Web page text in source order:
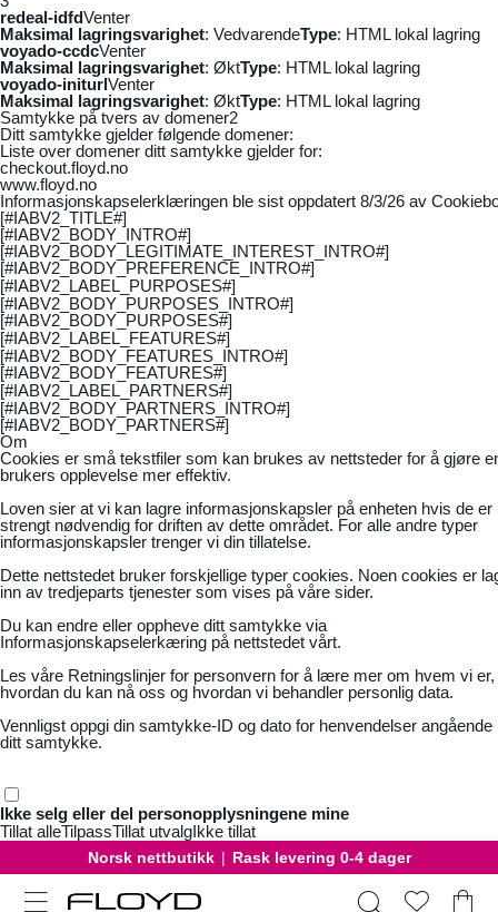
redeal-idfdVenter
Maksimal lagringsvarighet: VedvarendeType: HTML lokal lagring
voyado-ccdcVenter
Maksimal lagringsvarighet: ØktType: HTML lokal lagring
voyado-initurlVenter
Maksimal lagringsvarighet: ØktType: HTML lokal lagring
Samtykke på tvers av domener2
Ditt samtykke gjelder følgende domener:
Liste over domener ditt samtykke gjelder for:
checkout.floyd.no
www.floyd.no
Informasjonskapselerklæringen ble sist oppdatert 8/3/26 av
[#IABV2_TITLE#]
[#IABV2_BODY_INTRO#]
[#IABV2_BODY_LEGITIMATE_INTEREST_INTRO#]
[#IABV2_BODY_PREFERENCE_INTRO#]
[#IABV2_LABEL_PURPOSES#]
[#IABV2_BODY_PURPOSES_INTRO#]
[#IABV2_BODY_PURPOSES#]
[#IABV2_LABEL_FEATURES#]
[#IABV2_BODY_FEATURES_INTRO#]
[#IABV2_BODY_FEATURES#]
[#IABV2_LABEL_PARTNERS#]
[#IABV2_BODY_PARTNERS_INTRO#]
[#IABV2_BODY_PARTNERS#]
Om
Cookies er små tekstfiler som kan brukes av nettsteder for å gjøre
brukers opplevelse mer effektiv.
Loven sier at vi kan lagre informasjonskapsler på enheten hvis de er
strengt nødvendig for driften av dette området. For alle andre typer
informasjonskapsler trenger vi din tillatelse.
Dette nettstedet bruker forskjellige typer cookies. Noen cookies er
inn av tredjeparts tjenester som vises på våre sider.
Du kan endre eller oppheve ditt samtykke via
Informasjonskapselerkæring på nettstedet vårt.
Les våre Retningslinjer for personvern for å lære mer om hvem vi er,
hvordan du kan nå oss og hvordan vi behandler personlig data.
Vennligst oppgi din samtykke-ID og dato for henvendelser angående
ditt samtykke.
Ikke selg eller del personopplysningene mine
Tillat alleTilpassTillat utvalgIkke tillat
Norsk nettbutikk | Rask levering 0-4 dager